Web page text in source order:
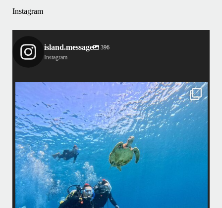
Instagram
island.message
396
Instagram
island.message
はいさい！
アイランドメッセージです
•
最近投稿できてませんでしたが今シーズンも渡嘉敷島上陸ツアーとケラ
マ体験ダイビング&シュノーケル班に分かれて毎日海へ行っております
•
海が穏やかな日がずーっと続いていてボートダイビングには最高のコン
ディションです！
昔よく潜りに来て下さっていたリピーターさんの子供が10才になったの
で一緒にダイビングデビュー…なんて嬉しいシチュエーションもあり、
毎日色々なお客様と楽しくご一緒させて頂いてます
渡嘉敷島の方も夏には珍しい北風つづきのおかげでビーチが穏やか
...
8月 14